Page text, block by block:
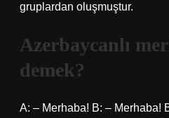
gruplardan oluşmuştur.
Azerbaycanlı
demek?
A: – Merhaba! B: – Merhaba!